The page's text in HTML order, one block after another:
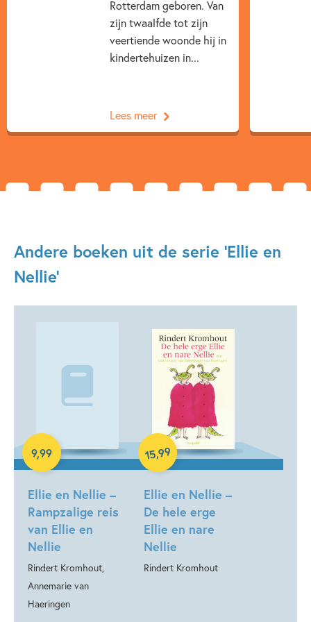
Annemarie van Haeringen
Rotterdam geboren. Van
zijn twaalfde tot zijn
veertiende woonde hij in
kindertehuizen in...
Lees meer
Andere boeken uit de serie 'Ellie en
Nellie'
Ellie en Nellie –
Rampzalige reis
van Ellie en
Nellie
Rindert Kromhout,
Annemarie van
Haeringen
9,99
Luisterboek
Ellie en Nellie –
De hele erge
Ellie en nare
Nellie
Rindert Kromhout
15,99
Hardcover